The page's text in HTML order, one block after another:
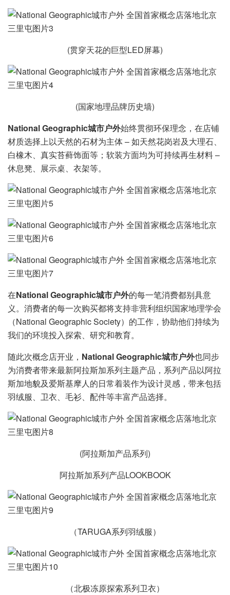
(贯穿天花的巨型LED屏幕)
(国家地理品牌历史墙)
National Geographic城市户外始终贯彻环保理念，在店铺
材质选择上以天然的石材为主体 – 如天然花岗岩及大理石、
白橡木、真实苔藓饰面等；软装方面均为可持续再生材料 –
休息凳、展示桌、衣架等。
在National Geographic城市户外的每⼀笔消费都别具意
义。消费者的每⼀次购买都将⽀持⾮营利组织国家地理学会
（National Geographic Society）的⼯作，协助他们持续为
我们的环境投⼊探索、研究和教育。
随此次概念店开业， National Geographic城市户外也同步
为消费者带来最新阿拉斯加系列主题产品，系列产品以阿拉
斯加地貌及爱斯基摩人的日常着装作为设计灵感，带来包括
羽绒服、卫衣、毛衫、配件等丰富产品选择。
(阿拉斯加产品系列)
阿拉斯加系列产品LOOKBOOK
（TARUGA系列羽绒服）
（北极冻原探索系列卫衣）